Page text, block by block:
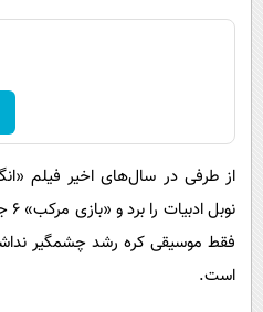
از طرفی در سال‌های اخیر فیلم
فقط موسیقی کره رشد چشمگیر
است.